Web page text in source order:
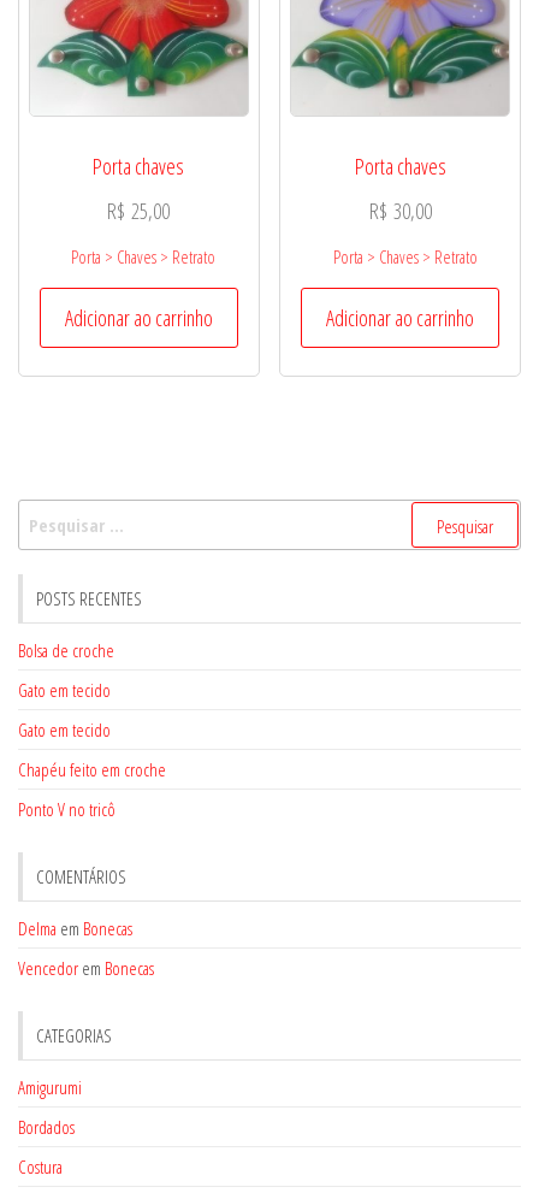
Porta chaves
R$ 25,00
Porta > Chaves > Retrato
Adicionar ao carrinho
Porta chaves
R$ 30,00
Porta > Chaves > Retrato
Adicionar ao carrinho
Pesquisar
por:
POSTS RECENTES
Bolsa de croche
Gato em tecido
Gato em tecido
Chapéu feito em croche
Ponto V no tricô
COMENTÁRIOS
Delma em Bonecas
Vencedor em Bonecas
CATEGORIAS
Amigurumi
Bordados
Costura